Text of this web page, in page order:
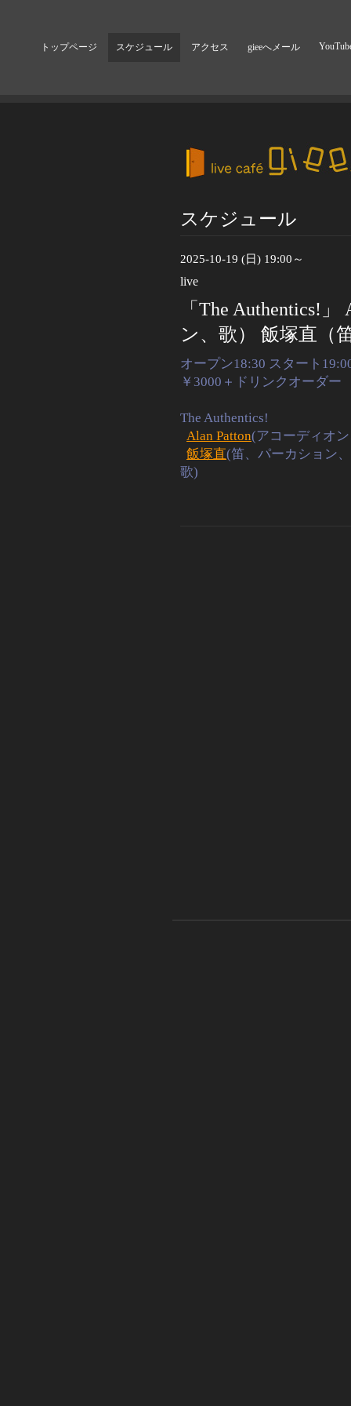
トップページ スケジュール アクセス gieeへメール
スケジュール
2025-10-19 (日) 19:00～
live
「The Authentics!
ン、歌） 飯塚直（
オープン18:30 スタート
￥3000＋ドリンクオーダー
The Authentics!
Alan Patton(アコーディオ
飯塚直(笛、パーカション
歌)